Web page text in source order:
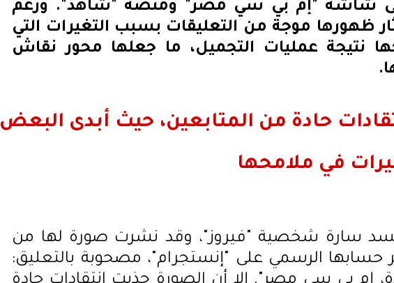
شاشة "إم بي سي مصر" ومنصة "شاهد". ورغم
ظهورها موجة من التعليقات بسبب التغيرات التي
نتيجة عمليات التجميل، ما جعلها محور نقاش
حادة من المتابعين، حيث أبدى البعض
في ملامحها
سارة شخصية "فيروز"، وقد نشرت صورة لها من
حسابها الرسمي على "إنستجرام"، مصحوبة بالتعليق: